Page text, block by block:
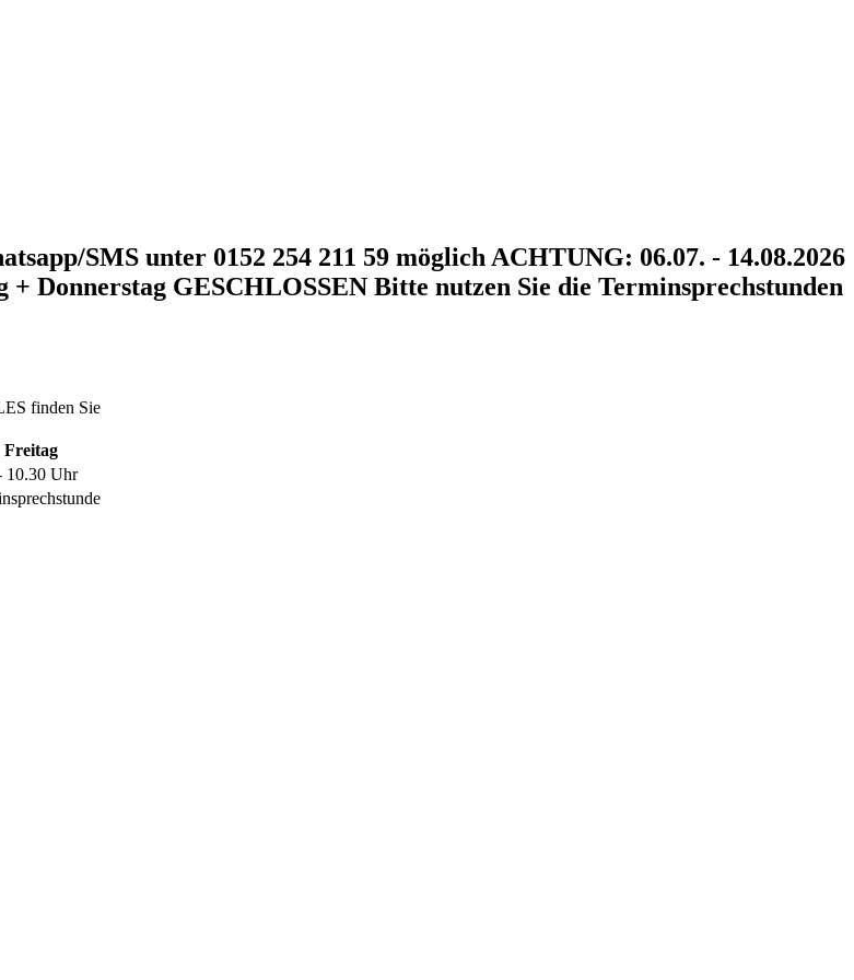
SMS unter 0152 254 211 59 möglich ACHTUNG: 06.07. - 14.08.2026
Donnerstag GESCHLOSSEN Bitte nutzen Sie die Terminsprechstunden
finden Sie
Freitag
10.30 Uhr